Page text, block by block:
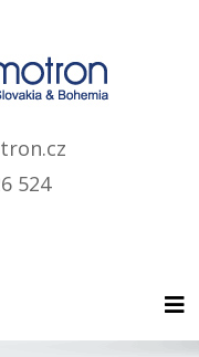
524
stránka